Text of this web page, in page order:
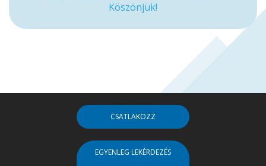
Köszönjük!
CSATLAKOZZ
EGYENLEG LEKÉRDEZÉS